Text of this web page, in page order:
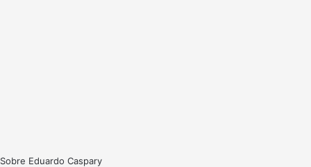
Sobre Eduardo Caspary